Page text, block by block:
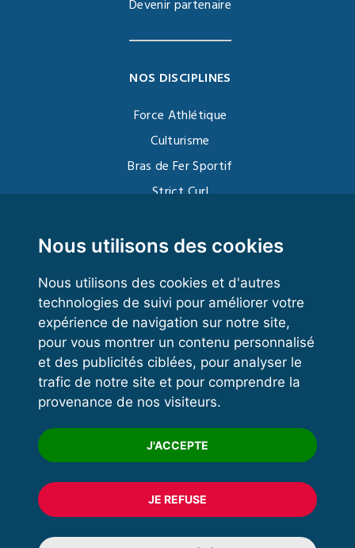
Nous utilisons des cookies
Nous utilisons des cookies et d'autres
technologies de suivi pour améliorer votre
expérience de navigation sur notre site,
pour vous montrer un contenu personnalisé
et des publicités ciblées, pour analyser le
trafic de notre site et pour comprendre la
provenance de nos visiteurs.
J'ACCEPTE
JE REFUSE
Devenir partenaire
NOS DISCIPLINES
Force Athlétique
Culturisme
Bras de Fer Sportif
Strict Curl
Kettlebell
VOS ESPACES
Espace dirigeant
Espace licencié
Trouver un club
Formation
© 2020 FFFORCE Tous droits réservés
Mentions légales